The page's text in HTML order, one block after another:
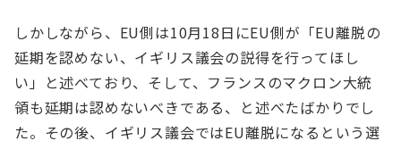
しかしながら、EU側は10月18日にEU側が「EU離脱の
延期を認めない、イギリス議会の説得を行ってほし
い」と述べており、そして、フランスのマクロン大統
領も延期は認めないべきである、と述べたばかりでし
た。その後、イギリス議会ではEU離脱になるという選